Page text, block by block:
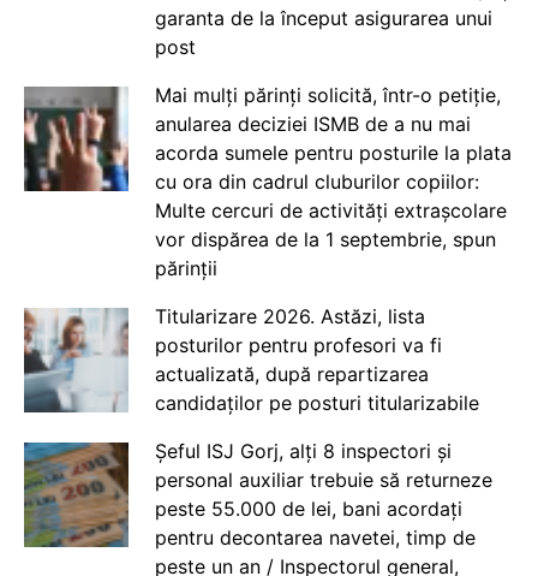
garanta de la început asigurarea unui
post
Mai mulți părinți solicită, într-o petiție,
anularea deciziei ISMB de a nu mai
acorda sumele pentru posturile la plata
cu ora din cadrul cluburilor copiilor:
Multe cercuri de activități extrașcolare
vor dispărea de la 1 septembrie, spun
părinții
Titularizare 2026. Astăzi, lista
posturilor pentru profesori va fi
actualizată, după repartizarea
candidaților pe posturi titularizabile
Șeful ISJ Gorj, alți 8 inspectori și
personal auxiliar trebuie să returneze
peste 55.000 de lei, bani acordați
pentru decontarea navetei, timp de
peste un an / Inspectorul general,